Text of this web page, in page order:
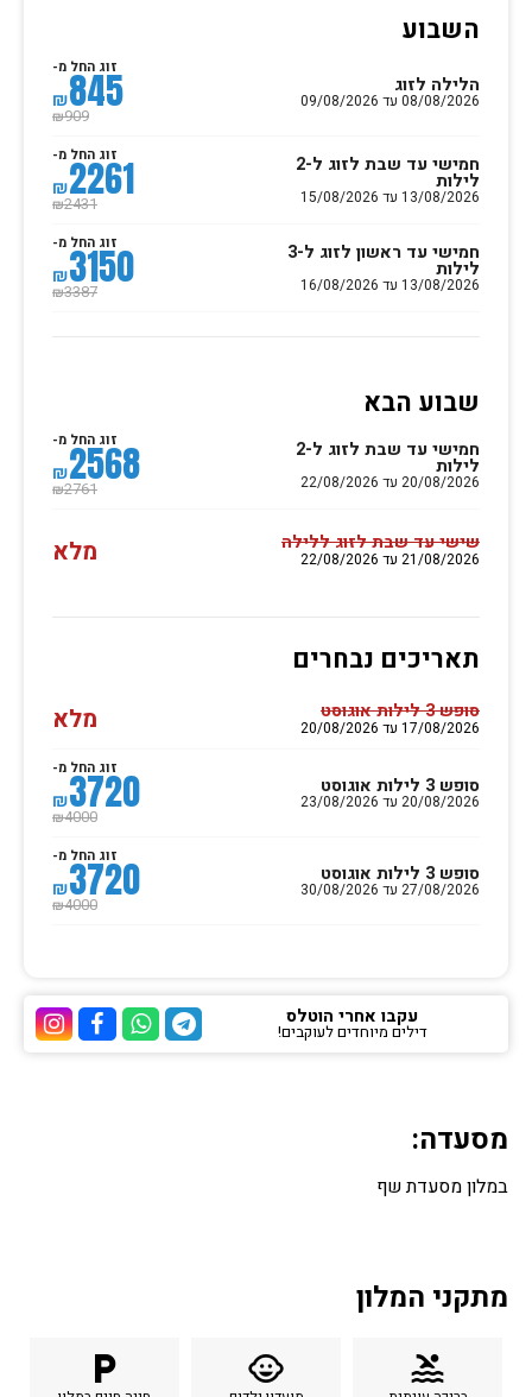
השבוע
הלילה לזוג
08/08/2026 עד 09/08/2026
זוג החל מ-
₪845
₪909
חמישי עד שבת לזוג ל-2
לילות
13/08/2026 עד 15/08/2026
זוג החל מ-
₪2261
₪2431
חמישי עד ראשון לזוג ל-3
לילות
13/08/2026 עד 16/08/2026
זוג החל מ-
₪3150
₪3387
שבוע הבא
חמישי עד שבת לזוג ל-2
לילות
20/08/2026 עד 22/08/2026
זוג החל מ-
₪2568
₪2761
שישי עד שבת לזוג ללילה
21/08/2026 עד 22/08/2026 מלא
תאריכים נבחרים
סופש 3 לילות אוגוסט
17/08/2026 עד 20/08/2026 מלא
סופש 3 לילות אוגוסט
20/08/2026 עד 23/08/2026
זוג החל מ-
₪3720
₪4000
סופש 3 לילות אוגוסט
27/08/2026 עד 30/08/2026
זוג החל מ-
₪3720
₪4000
ערוץ ערוץ
ערוץ הוואטסאפ של
ערוץ הטלגרם של הוטלס
עקבו אחרי הוטלס
דילים מיוחדים לעוקבים!
מסעדה:
במלון מסעדת שף
מתקני המלון
pool
child_care
local_parking